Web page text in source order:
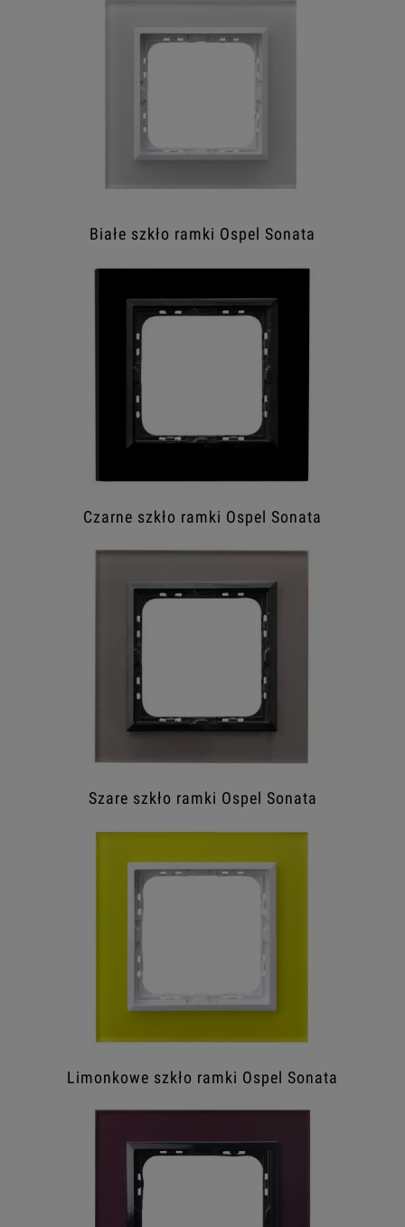
Białe szkło ramki Ospel Sonata
Czarne szkło ramki Ospel Sonata
Szare szkło ramki Ospel Sonata
Limonkowe szkło ramki Ospel Sonata